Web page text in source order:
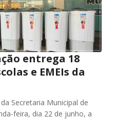
entrega 18
e EMEIs da
Secretaria Municipal de
feira, dia 22 de junho, a